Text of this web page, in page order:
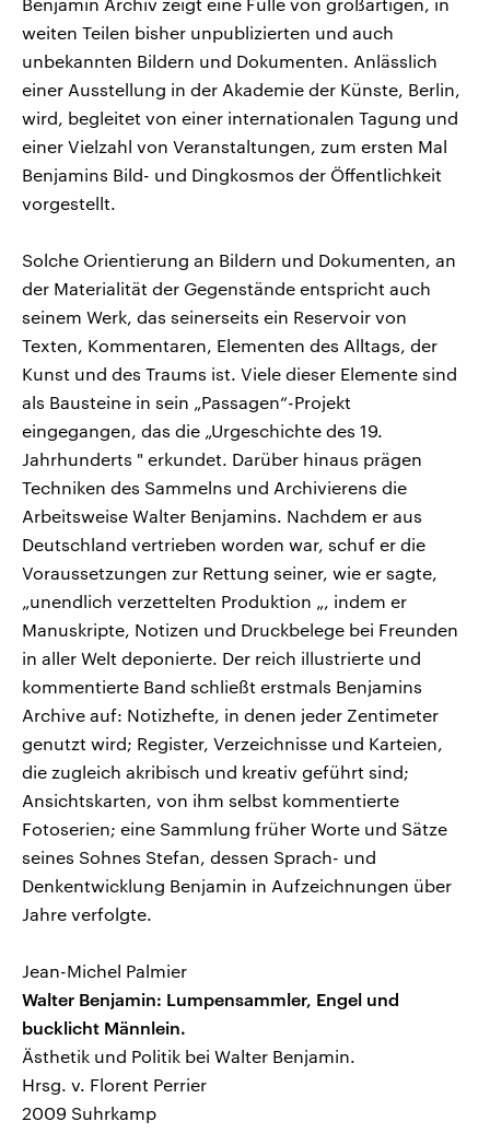
weiten Teilen bisher unpublizierten und auch
unbekannten Bildern und Dokumenten. Anlässlich
einer Ausstellung in der Akademie der Künste, Berlin,
wird, begleitet von einer internationalen Tagung und
einer Vielzahl von Veranstaltungen, zum ersten Mal
Benjamins Bild- und Dingkosmos der Öffentlichkeit
vorgestellt.
Solche Orientierung an Bildern und Dokumenten, an
der Materialität der Gegenstände entspricht auch
seinem Werk, das seinerseits ein Reservoir von
Texten, Kommentaren, Elementen des Alltags, der
Kunst und des Traums ist. Viele dieser Elemente sind
als Bausteine in sein „Passagen“-Projekt
eingegangen, das die „Urgeschichte des 19.
Jahrhunderts " erkundet. Darüber hinaus prägen
Techniken des Sammelns und Archivierens die
Arbeitsweise Walter Benjamins. Nachdem er aus
Deutschland vertrieben worden war, schuf er die
Voraussetzungen zur Rettung seiner, wie er sagte,
„unendlich verzettelten Produktion „, indem er
Manuskripte, Notizen und Druckbelege bei Freunden
in aller Welt deponierte. Der reich illustrierte und
kommentierte Band schließt erstmals Benjamins
Archive auf: Notizhefte, in denen jeder Zentimeter
genutzt wird; Register, Verzeichnisse und Karteien,
die zugleich akribisch und kreativ geführt sind;
Ansichtskarten, von ihm selbst kommentierte
Fotoserien; eine Sammlung früher Worte und Sätze
seines Sohnes Stefan, dessen Sprach- und
Denkentwicklung Benjamin in Aufzeichnungen über
Jahre verfolgte.
Jean-Michel Palmier
Walter Benjamin: Lumpensammler, Engel und
bucklicht Männlein.
Ästhetik und Politik bei Walter Benjamin.
Hrsg. v. Florent Perrier
2009 Suhrkamp